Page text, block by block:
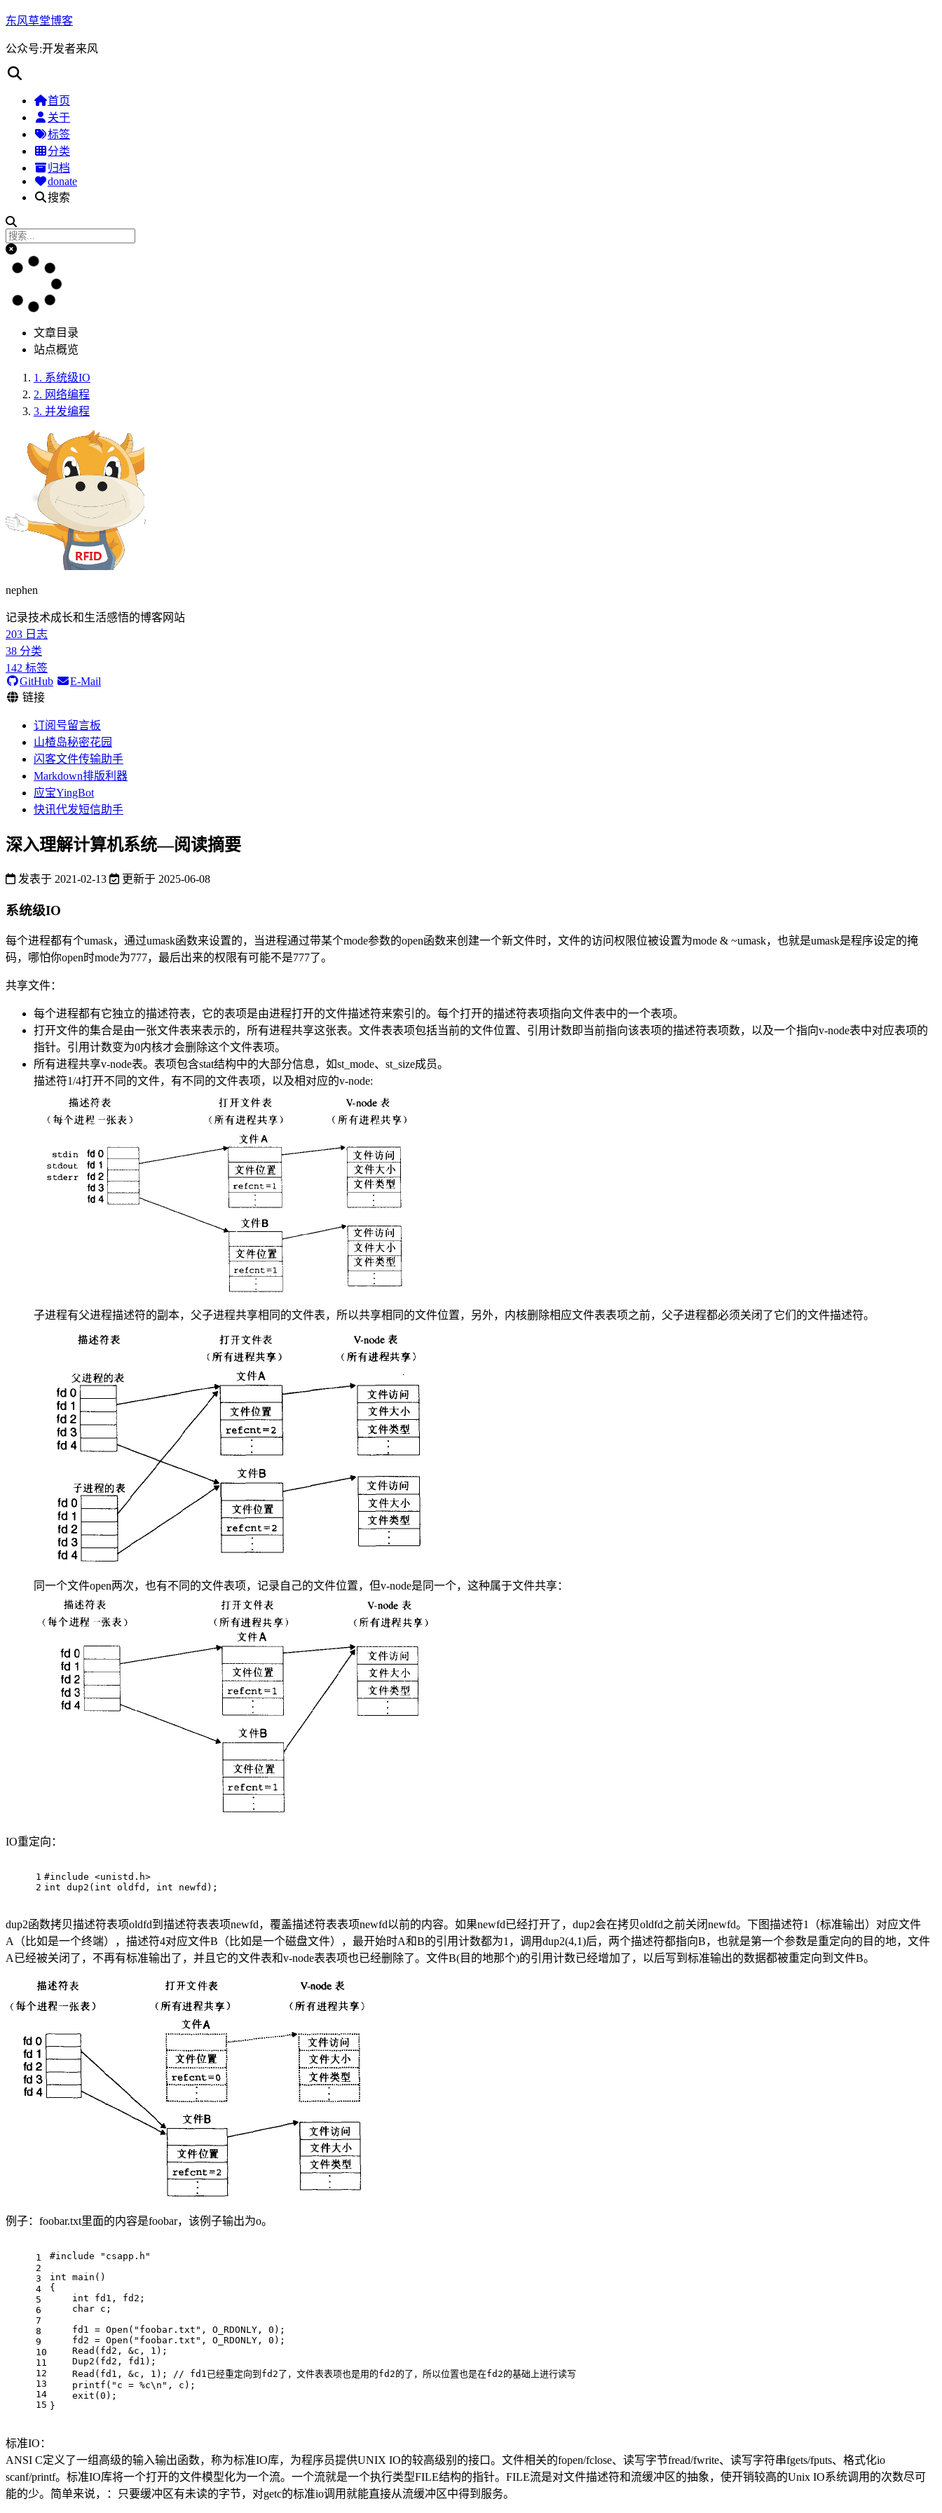
东风草堂博客
公众号:开发者来风
首页
关于
标签
分类
归档
donate
搜索
文章目录
站点概览
1. 系统级IO
2. 网络编程
3. 并发编程
nephen
记录技术成长和生活感悟的博客网站
203 日志
38 分类
142 标签
GitHub
E-Mail
链接
订阅号留言板
山楂岛秘密花园
闪客文件传输助手
Markdown排版利器
应宝YingBot
快讯代发短信助手
深入理解计算机系统—阅读摘要
发表于 2021-02-13 更新于 2025-06-08
系统级IO
每个进程都有个umask，通过umask函数来设置的，当进程通过带某个mode参数的open函数来创建一个新文件时，文件的访问权限位被设置为mode & ~umask，也就是umask是程序设定的掩
码，哪怕你open时mode为777，最后出来的权限有可能不是777了。
共享文件：
每个进程都有它独立的描述符表，它的表项是由进程打开的文件描述符来索引的。每个打开的描述符表项指向文件表中的一个表项。
打开文件的集合是由一张文件表来表示的，所有进程共享这张表。文件表表项包括当前的文件位置、引用计数即当前指向该表项的描述符表项数，以及一个指向v-node表中对应表项的
指针。引用计数变为0内核才会删除这个文件表项。
所有进程共享v-node表。表项包含stat结构中的大部分信息，如st_mode、st_size成员。
描述符1/4打开不同的文件，有不同的文件表项，以及相对应的v-node:
子进程有父进程描述符的副本，父子进程共享相同的文件表，所以共享相同的文件位置，另外，内核删除相应文件表表项之前，父子进程都必须关闭了它们的文件描述符。
同一个文件open两次，也有不同的文件表项，记录自己的文件位置，但v-node是同一个，这种属于文件共享：
IO重定向：
1
2
#include <unistd.h>
int dup2 ( int oldfd, int newfd) ;
dup2函数拷贝描述符表项oldfd到描述符表表项newfd，覆盖描述符表表项newfd以前的内容。如果newfd已经打开了，dup2会在拷贝oldfd之前关闭newfd。下图描述符1（标准输出）对应文件
A（比如是一个终端），描述符4对应文件B（比如是一个磁盘文件），最开始时A和B的引用计数都为1，调用dup2(4,1)后，两个描述符都指向B，也就是第一个参数是重定向的目的地，文件
A已经被关闭了，不再有标准输出了，并且它的文件表和v-node表表项也已经删除了。文件B(目的地那个)的引用计数已经增加了，以后写到标准输出的数据都被重定向到文件B。
例子：foobar.txt里面的内容是foobar，该例子输出为o。
1
2
3
4
5
6
7
8
9
10
11
12
13
14
15
#include
"csapp.h"
int main ()
{
int fd1, fd2;
char c;
    fd1 =
Open ( "foobar.txt" , O_RDONLY, 0 );
    fd2 =
Open ( "foobar.txt" , O_RDONLY, 0 );
Read (fd2, &c, 1 );
Dup2 (fd2, fd1);
Read (fd1, &c, 1 ); // fd1已经重定向到fd2了，文件表表项也是用的fd2的了，所以位置也是在fd2的基础上进行读写
printf ( "c = %c\n" , c);
exit ( 0 );
}
标准IO：
ANSI C定义了一组高级的输入输出函数，称为标准IO库，为程序员提供UNIX IO的较高级别的接口。文件相关的fopen/fclose、读写字节fread/fwrite、读写字符串fgets/fputs、格式化io
scanf/printf。标准IO库将一个打开的文件模型化为一个流。一个流就是一个执行类型FILE结构的指针。FILE流是对文件描述符和流缓冲区的抽象，使开销较高的Unix IO系统调用的次数尽可
能的少。简单来说，：只要缓冲区有未读的字节，对getc的标准io调用就能直接从流缓冲区中得到服务。